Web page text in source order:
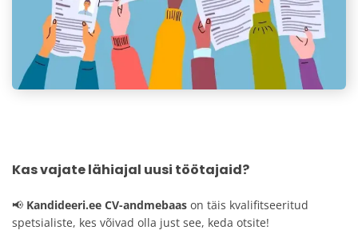
Kas vajate lähiajal uusi töötajaid?
📢 Kandideeri.ee CV-andmebaas on täis kvalifitseeritud
spetsialiste, kes võivad olla just see, keda otsite!